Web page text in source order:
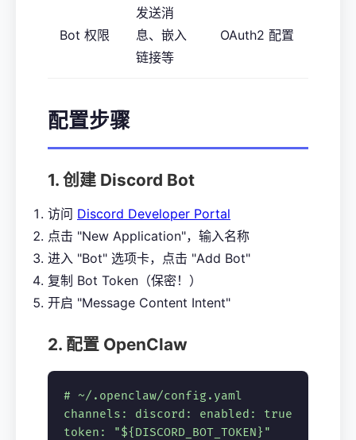
Bot 权限
发送消
息、嵌入
链接等
OAuth2 配置
配置步骤
1. 创建 Discord Bot
访问 Discord Developer Portal
点击 "New Application"，输入名称
进入 "Bot" 选项卡，点击 "Add Bot"
复制 Bot Token（保密！）
开启 "Message Content Intent"
2. 配置 OpenClaw
# ~/.openclaw/config.yaml
channels : discord : enabled : true
token :
"${DISCORD_BOT_TOKEN}"